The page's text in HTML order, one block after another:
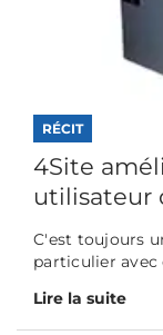
RÉCIT
4Site
utilisateur
C'est toujours
particulier avec
Lire la suite